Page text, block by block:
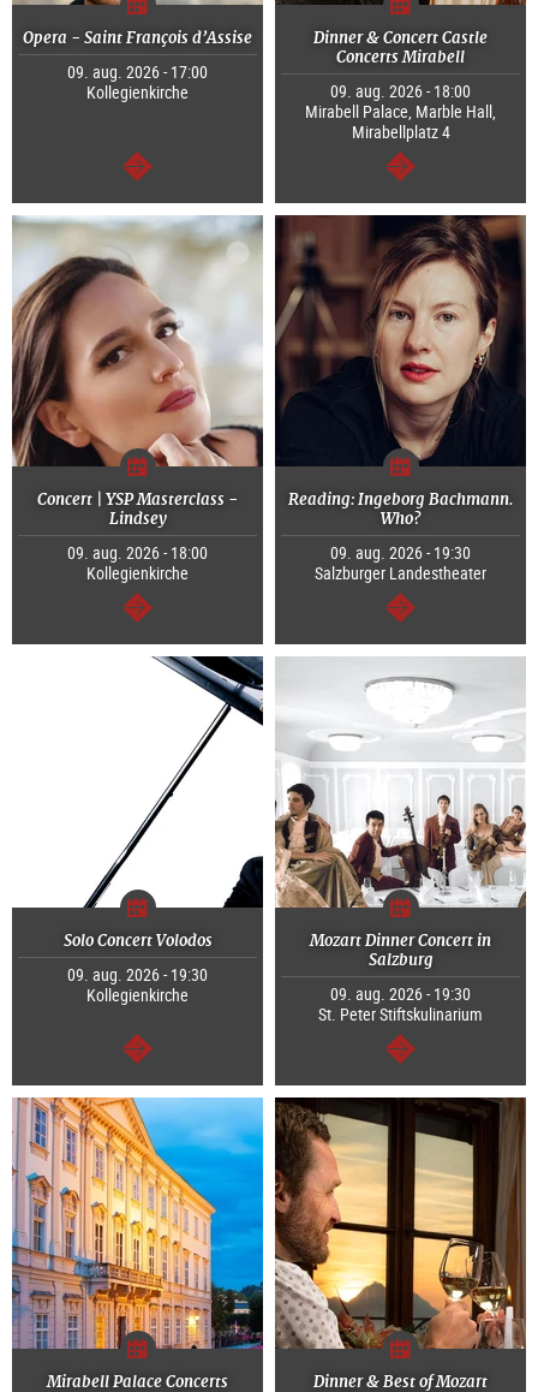
Opera - Saint François d’Assise
09. aug. 2026 - 17:00
Kollegienkirche
Tovább
Dinner & Concert Castle
Concerts Mirabell
09. aug. 2026 - 18:00
Mirabell Palace, Marble Hall,
Mirabellplatz 4
Tovább
Concert | YSP Masterclass -
Lindsey
09. aug. 2026 - 18:00
Kollegienkirche
Tovább
Reading: Ingeborg Bachmann.
Who?
09. aug. 2026 - 19:30
Salzburger Landestheater
Tovább
Solo Concert Volodos
09. aug. 2026 - 19:30
Kollegienkirche
Tovább
Mozart Dinner Concert in
Salzburg
09. aug. 2026 - 19:30
St. Peter Stiftskulinarium
Tovább
Mirabell Palace Concerts
Dinner & Best of Mozart